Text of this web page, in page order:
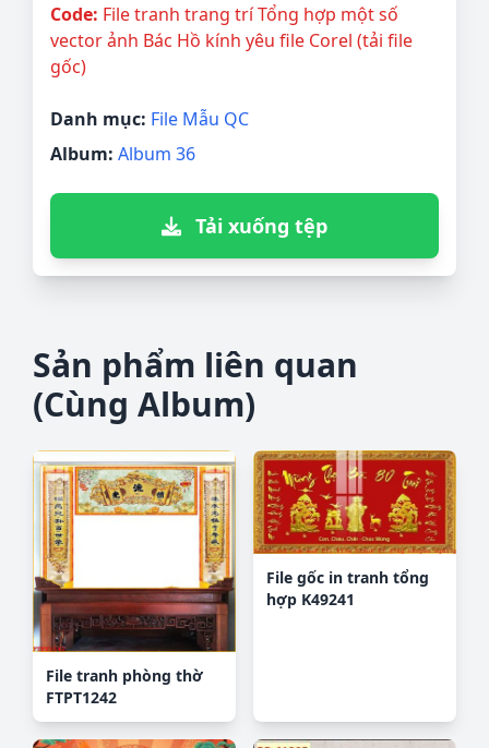
Code: File tranh trang trí Tổng hợp một số
vector ảnh Bác Hồ kính yêu file Corel (tải file
gốc)
Danh mục: File Mẫu QC
Album: Album 36
Tải xuống tệp
Sản phẩm liên quan
(Cùng Album)
File tranh phòng thờ
FTPT1242
File gốc in tranh tổng
hợp K49241